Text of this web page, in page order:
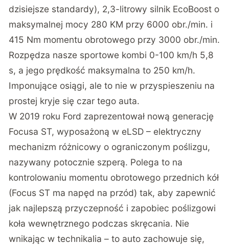
dzisiejsze standardy), 2,3-litrowy silnik EcoBoost o
maksymalnej mocy 280 KM przy 6000 obr./min. i
415 Nm momentu obrotowego przy 3000 obr./min.
Rozpędza nasze sportowe kombi 0-100 km/h 5,8
s, a jego prędkość maksymalna to 250 km/h.
Imponujące osiągi, ale to nie w przyspieszeniu na
prostej kryje się czar tego auta.
W 2019 roku Ford zaprezentował nową generację
Focusa ST, wyposażoną w eLSD – elektryczny
mechanizm różnicowy o ograniczonym poślizgu,
nazywany potocznie szperą. Polega to na
kontrolowaniu momentu obrotowego przednich kół
(Focus ST ma napęd na przód) tak, aby zapewnić
jak najlepszą przyczepność i zapobiec poślizgowi
koła wewnętrznego podczas skręcania. Nie
wnikając w technikalia – to auto zachowuje się,